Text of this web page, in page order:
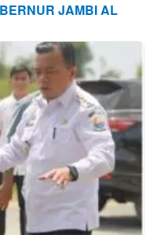
JAMBI AL